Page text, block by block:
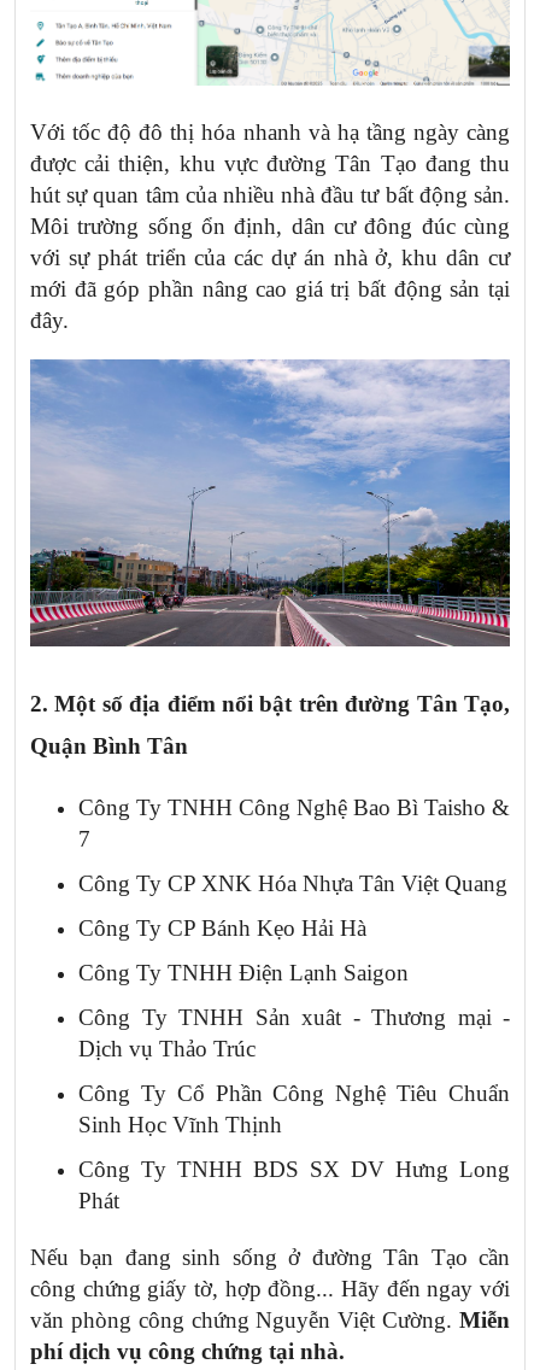
Với tốc độ đô thị hóa nhanh và hạ tầng ngày càng
được cải thiện, khu vực đường Tân Tạo đang thu
hút sự quan tâm của nhiều nhà đầu tư bất động sản.
Môi trường sống ổn định, dân cư đông đúc cùng
với sự phát triển của các dự án nhà ở, khu dân cư
mới đã góp phần nâng cao giá trị bất động sản tại
đây.
2. Một số địa điểm nổi bật trênđường Tân Tạo,
Quận Bình Tân
Công Ty TNHH Công Nghệ Bao Bì Taisho &
7
Công Ty CP XNK Hóa Nhựa Tân Việt Quang
Công Ty CP Bánh Kẹo Hải Hà
Công Ty TNHH Điện Lạnh Saigon
Công Ty TNHH Sản xuât - Thương mại -
Dịch vụ Thảo Trúc
Công Ty Cổ Phần Công Nghệ Tiêu Chuẩn
Sinh Học Vĩnh Thịnh
Công Ty TNHH BDS SX DV Hưng Long
Phát
Nếu bạn đang sinh sống ở đường Tân Tạo cần
công chứng giấy tờ, hợp đồng... Hãy đến ngay với
văn phòng công chứng Nguyễn Việt Cường. Miễn
phí dịch vụ công chứng tại nhà.